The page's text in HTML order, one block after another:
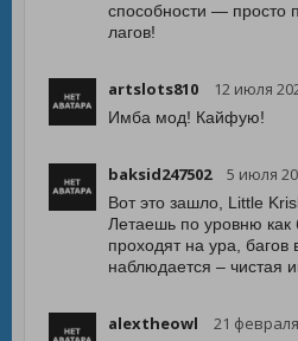
способности — просто
лагов!
artslots810 12 июля
Имба мод! Кайфую!
baksid247502 5 июля
Вот это зашло, Little
Летаешь по уровню как
проходят на ура,
наблюдается – чистая
alextheowl 21